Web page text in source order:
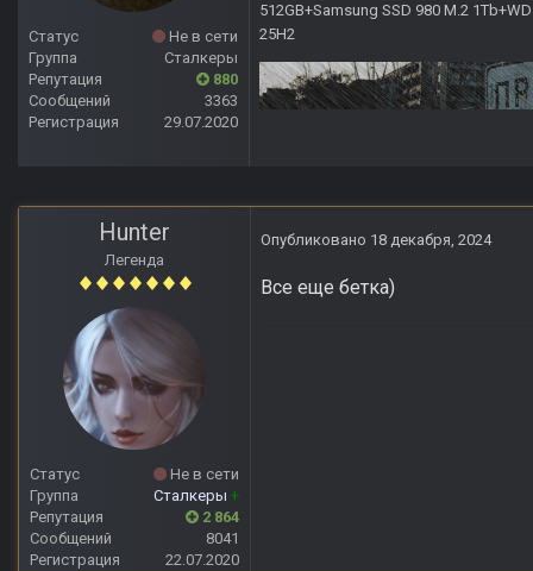
Статус
Не в сети
Группа
Сталкеры
Репутация
880
Сообщений
3363
Регистрация
29.07.2020
512GB+Samsung SSD 980 M.2
25H2
Hunter
Легенда
Статус
Не в сети
Группа
Сталкеры +
Репутация
2 864
Сообщений
8041
Регистрация
22.07.2020
Опубликовано 18 декабря, 2024
Все еще бетка)